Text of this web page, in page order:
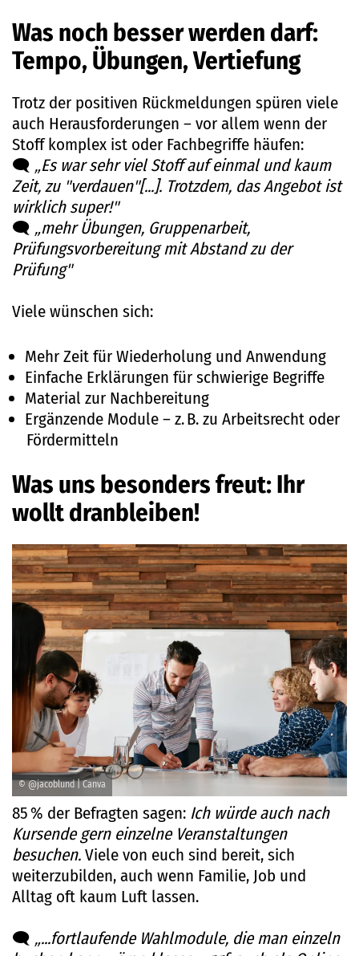
Was noch besser werden darf:
Tempo, Übungen, Vertiefung
Trotz der positiven Rückmeldungen spüren viele
auch Herausforderungen – vor allem wenn der
Stoff komplex ist oder Fachbegriffe häufen:
🗨️ „Es war sehr viel Stoff auf einmal und kaum
Zeit, zu "verdauen"[...]. Trotzdem, das Angebot ist
wirklich super!"
🗨️ „mehr Übungen, Gruppenarbeit,
Prüfungsvorbereitung mit Abstand zu der
Prüfung"
Viele wünschen sich:
Mehr Zeit für Wiederholung und Anwendung
Einfache Erklärungen für schwierige Begriffe
Material zur Nachbereitung
Ergänzende Module – z.B. zu Arbeitsrecht oder
Fördermitteln
Was uns besonders freut: Ihr
wollt dranbleiben!
© @jacoblund | Canva
85 % der Befragten sagen: Ich würde auch nach
Kursende gern einzelne Veranstaltungen
besuchen.Viele von euch sind bereit, sich
weiterzubilden, auch wenn Familie, Job und
Alltag oft kaum Luft lassen.
🗨️ „...fortlaufende Wahlmodule, die man einzeln